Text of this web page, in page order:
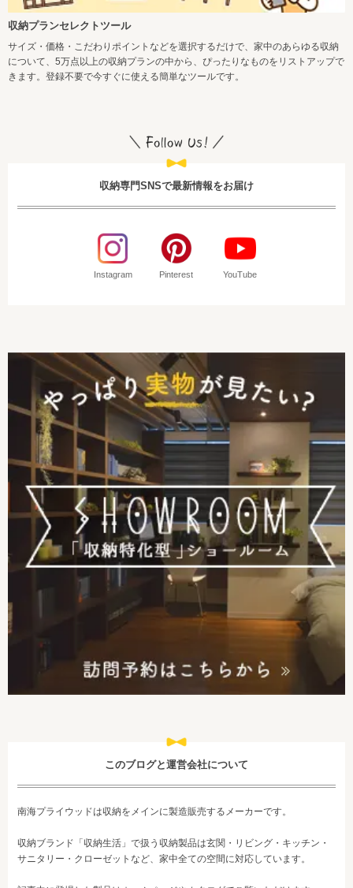
収納プランセレクトツール
サイズ・価格・こだわりポイントなどを選択するだけで、家中のあらゆる収納
について、5万点以上の収納プランの中から、ぴったりなものをリストアップで
きます。登録不要で今すぐに使える簡単なツールです。
収納専門SNSで最新情報をお届け
Instagram Pinterest YouTube
このブログと運営会社について
南海プライウッドは収納をメインに製造販売するメーカーです。
収納ブランド「収納生活」で扱う収納製品は玄関・リビング・キッチン・
サニタリー・クローゼットなど、家中全ての空間に対応しています。